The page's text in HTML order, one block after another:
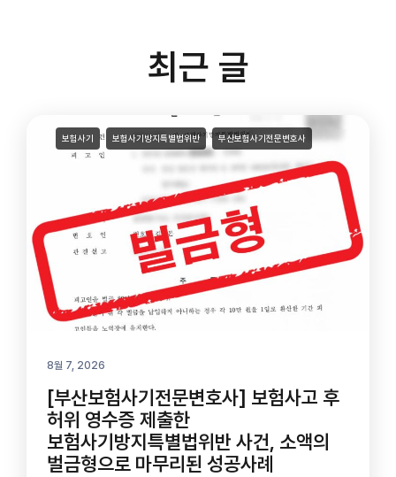
최근 글
보험사기 보험사기방지특별법위반 부산보험사기전문변호사
8월 7, 2026
[부산보험사기전문변호사] 보험사고 후
허위 영수증 제출한
보험사기방지특별법위반 사건, 소액의
벌금형으로 마무리된 성공사례